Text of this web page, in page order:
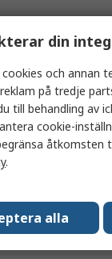
DC din
cookies och annan
på tredje
till behandling av
cookie-
åtkomsten
.
alla